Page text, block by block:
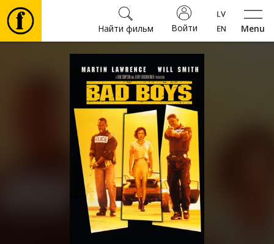
Menu
Войти
Найти фильм
Фильмы
Культура
Мероприятия